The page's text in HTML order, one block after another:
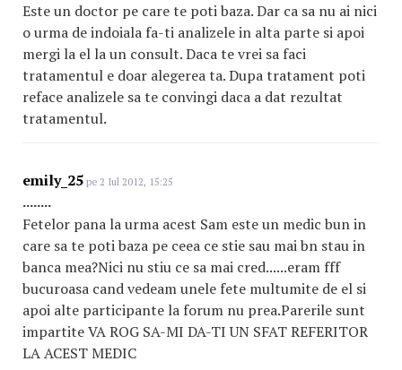
Este un doctor pe care te poti baza. Dar ca sa nu ai nici
o urma de indoiala fa-ti analizele in alta parte si apoi
mergi la el la un consult. Daca te vrei sa faci
tratamentul e doar alegerea ta. Dupa tratament poti
reface analizele sa te convingi daca a dat rezultat
tratamentul.
emily_25 pe 2 Iul 2012, 15:25
........
Fetelor pana la urma acest Sam este un medic bun in
care sa te poti baza pe ceea ce stie sau mai bn stau in
banca mea?Nici nu stiu ce sa mai cred......eram fff
bucuroasa cand vedeam unele fete multumite de el si
apoi alte participante la forum nu prea.Parerile sunt
impartite VA ROG SA-MI DA-TI UN SFAT REFERITOR
LA ACEST MEDIC